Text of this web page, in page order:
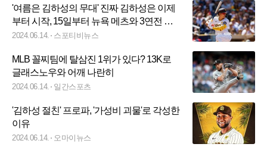
'여름은 김하성의 무대' 진짜 김하성은 이제
부터 시작, 15일부터 뉴욕 메츠와 3연전 생
중계
2024.06.14. 스포티비뉴스
MLB 꼴찌팀에 탈삼진 1위가 있다? 13K로
글래스노우와 어깨 나란히
2024.06.14. 일간스포츠
'김하성 절친' 프로파, '가성비 괴물'로 각성한
이유
2024.06.14. 오마이뉴스